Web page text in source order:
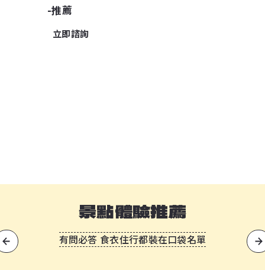
-推薦
立即諮詢
景點體驗推薦
有問必答 食衣住行都裝在口袋名單